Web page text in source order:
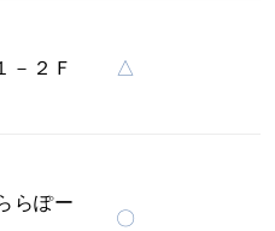
－２Ｆ
△
らぽー
〇